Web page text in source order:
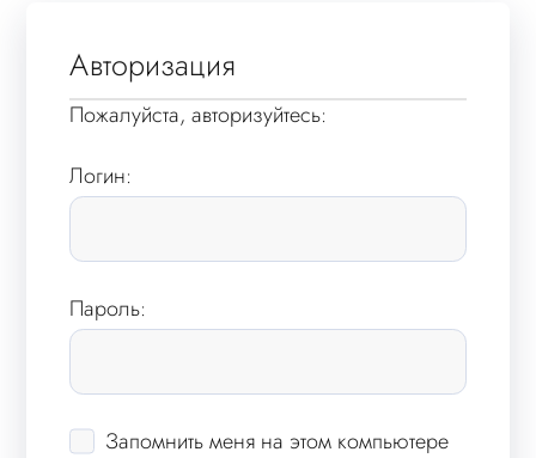
Авторизация
Пожалуйста, авторизуйтесь:
Логин:
Пароль:
Запомнить меня на этом компьютере